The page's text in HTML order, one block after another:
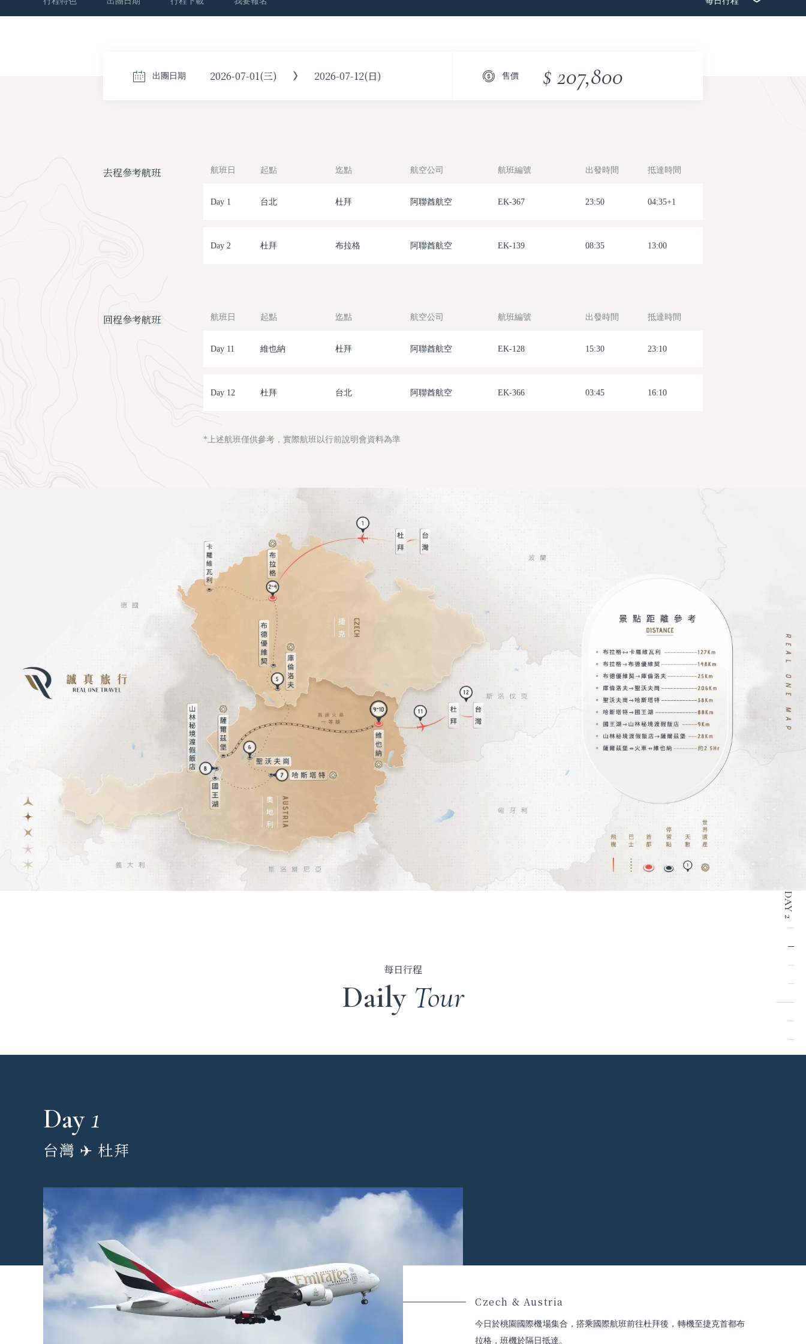
出團日期
2026-07-01(三) 2026-07-12(日) 售價 $ 207,800
去程參考航班 航班日 起點 迄點 航空公司 航班編號 出發時間 抵達時間
Day 1 台北 杜拜 阿聯酋航空 EK-367 23:50 04:35+1
Day 2 杜拜 布拉格 阿聯酋航空 EK-139 08:35 13:00
回程參考航班 航班日 起點 迄點 航空公司 航班編號 出發時間 抵達時間
Day 11 維也納 杜拜 阿聯酋航空 EK-128 15:30 23:10
Day 12 杜拜 台北 阿聯酋航空 EK-366 03:45 16:10
*上述航班僅供參考，實際航班以行前說明會資料為準
每日行程
Daily Tour
Day1
台灣 ✈︎ 杜拜
Czech & Austria
今日於桃園國際機場集合，搭乘國際航班前往杜拜後，轉機至捷克首都布
拉格，班機於隔日抵達。
DAY 2